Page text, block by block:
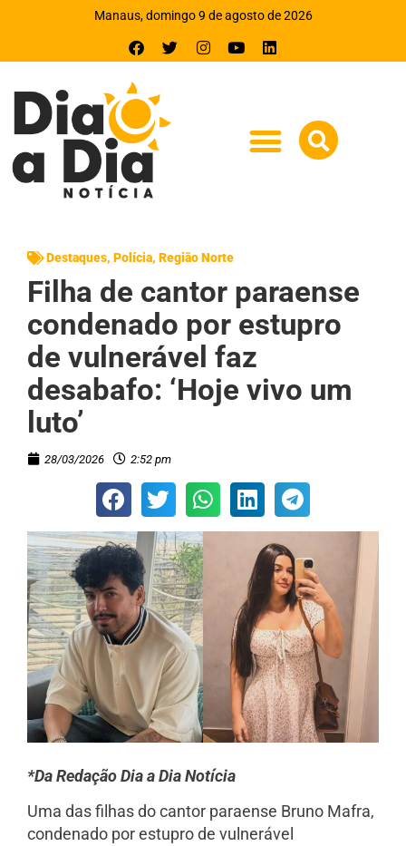
Manaus, domingo 9 de agosto de 2026
Destaques, Polícia, Região Norte
Filha de cantor paraense
condenado por estupro
de vulnerável faz
desabafo: ‘Hoje vivo um
luto’
28/03/2026 2:52 pm
*Da Redação Dia a Dia Notícia
Uma das filhas do cantor paraense Bruno Mafra,
condenado por estupro de vulnerável